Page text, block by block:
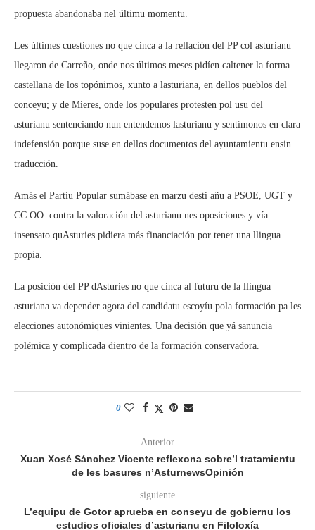
propuesta abandonaba nel últimu momentu.
Les últimes cuestiones no que cinca a la rellación del PP col asturianu
llegaron de Carreño, onde nos últimos meses pidíen caltener la forma
castellana de los topónimos, xunto a lasturiana, en dellos pueblos del
conceyu; y de Mieres, onde los populares protesten pol usu del
asturianu sentenciando nun entendemos lasturianu y sentímonos en clara
indefensión porque suse en dellos documentos del ayuntamientu ensin
traducción.
Amás el Partíu Popular sumábase en marzu desti añu a PSOE, UGT y
CC.OO. contra la valoración del asturianu nes oposiciones y vía
insensato quAsturies pidiera más financiación por tener una llingua
propia.
La posición del PP dAsturies no que cinca al futuru de la llingua
asturiana va depender agora del candidatu escoyíu pola formación pa les
elecciones autonómiques vinientes. Una decisión que yá sanuncia
polémica y complicada dientro de la formación conservadora.
0
Anterior
Xuan Xosé Sánchez Vicente reflexona sobre’l tratamientu
de les basures n’AsturnewsOpinión
siguiente
L’equipu de Gotor aprueba en conseyu de gobiernu los
estudios oficiales d’asturianu en Filoloxía